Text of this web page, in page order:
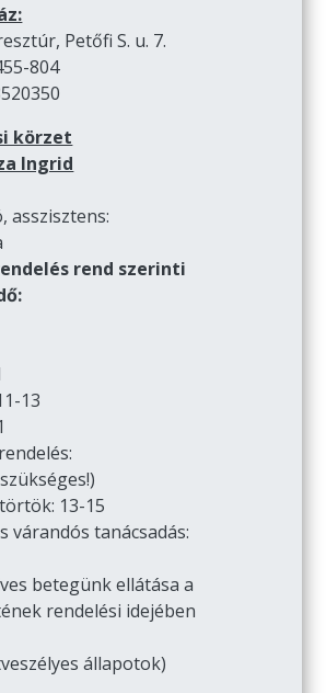
Petőfi S. u. 7.
804
körzet
Ingrid
asszisztens:
rend szerinti
13
13-15
várandós tanácsadás:
betegünk ellátása a
rendelési idejében
állapotok)